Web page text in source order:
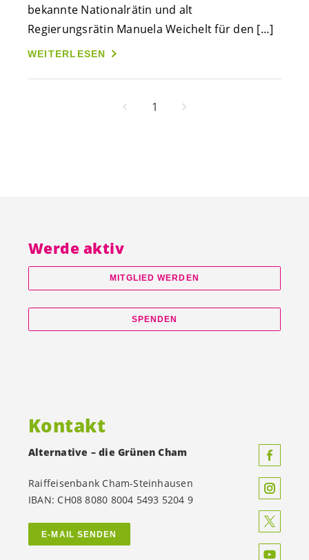
bekannte Nationalrätin und alt
Regierungsrätin Manuela Weichelt für den […]
WEITERLESEN
1
Werde aktiv
MITGLIED WERDEN
SPENDEN
Kontakt
Alternative – die Grünen Cham
Raiffeisenbank Cham-Steinhausen
IBAN: CH08 8080 8004 5493 5204 9
E-MAIL SENDEN